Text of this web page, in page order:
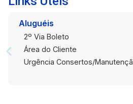
conhecer de perto o
comercial
Aluguéis
2º Via Boleto
Área do Cliente
Urgência Consertos/